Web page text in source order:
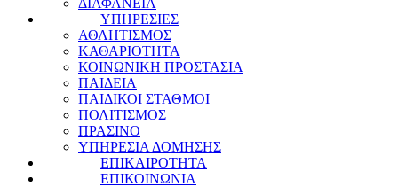
ΔΙΑΦΑΝΕΙΑ
ΥΠΗΡΕΣΙΕΣ
ΑΘΛΗΤΙΣΜΟΣ
ΚΑΘΑΡΙΟΤΗΤΑ
ΚΟΙΝΩΝΙΚΗ ΠΡΟΣΤΑΣΙΑ
ΠΑΙΔΕΙΑ
ΠΑΙΔΙΚΟΙ ΣΤΑΘΜΟΙ
ΠΟΛΙΤΙΣΜΟΣ
ΠΡΑΣΙΝΟ
ΥΠΗΡΕΣΙΑ ΔΟΜΗΣΗΣ
ΕΠΙΚΑΙΡΟΤΗΤΑ
ΕΠΙΚΟΙΝΩΝΙΑ